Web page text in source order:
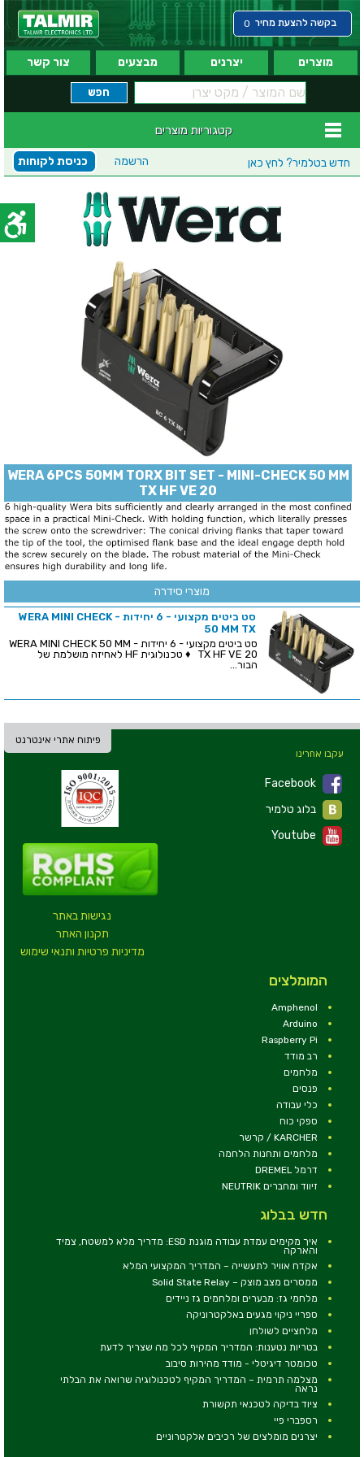
בקשה להצעת מחיר 0
מוצרים יצרנים מבצעים צור קשר
קטגוריות מוצרים
חדש בטלמיר? לחץ כאן כניסת לקוחות הרשמה
WERA 6PCS 50MM TORX BIT SET - MINI-CHECK 50 MM
TX HF VE 20
מוצרי סידרה
סט ביטים מקצועי - 6 יחידות - WERA MINI CHECK
50 MM TX
סט ביטים מקצועי - 6 יחידות - WERA MINI CHECK 50 MM
TX HF VE 20 ♦ טכנולוגית HF לאחיזה מושלמת של
הבור...
פיתוח אתרי אינטרנט
נגישות באתר
תקנון האתר
מדיניות פרטיות ותנאי שימוש
עקבו אחרינו
Facebook
Youtube
המומלצים
Amphenol
Arduino
Raspberry Pi
רב מודד
מלחמים
פנסים
כלי עבודה
ספקי כוח
KARCHER / קרשר
מלחמים ותחנות הלחמה
דרמל DREMEL
זיווד ומחברים NEUTRIK
חדש בבלוג
איך מקימים עמדת עבודה מוגנת ESD: מדריך מלא למשטח, צמיד
והארקה
אקדח אוויר לתעשייה – המדריך המקצועי המלא
ממסרים מצב מוצק – Solid State Relay
מלחמי גז: מבערים ומלחמים גז ניידים
ספריי ניקוי מגעים באלקטרוניקה
מלחציים לשולחן
בטריות נטענות: המדריך המקיף לכל מה שצריך לדעת
טכומטר דיגיטלי - מודד מהירות סיבוב
מצלמה תרמית – המדריך המקיף לטכנולוגיה שרואה את הבלתי
נראה
ציוד בדיקה לטכנאי תקשורת
רספברי פיי
יצרנים מומלצים של רכיבים אלקטרוניים